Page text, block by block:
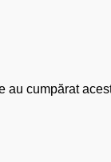
au cumpărat